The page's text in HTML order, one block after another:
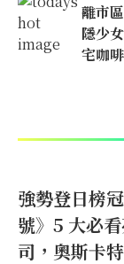
離市
隱少
宅咖啡
強勢登日榜
號》5 大必
司，奧斯卡